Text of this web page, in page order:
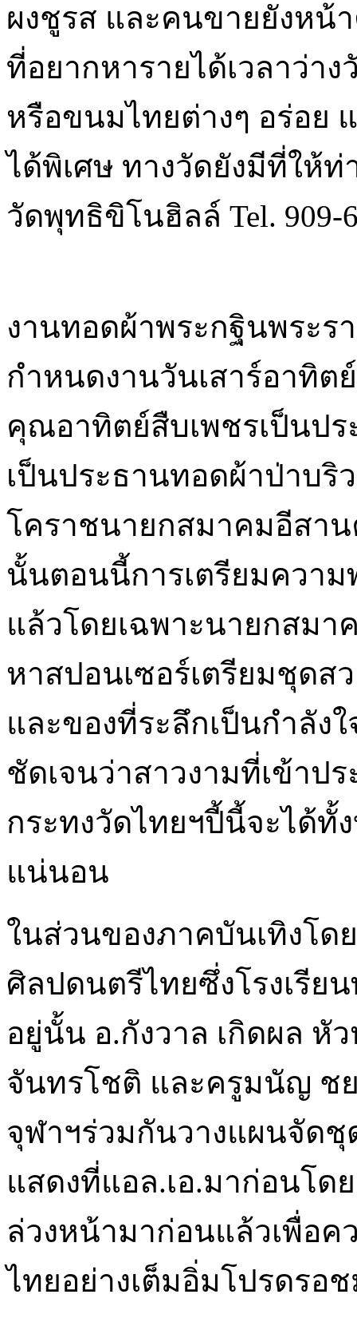
หรือขนมไทยต่างๆ อร่อย
ได้พิเศษ ทางวัดยังมีที่ให้
วัดพุทธิขิโนฮิลล์ Tel. 909-
งานทอดผ้าพระกฐินพระร
คุณอาทิตย์สืบเพชรเป็นป
เป็นประธานทอดผ้าป่าบริ
โคราชนายกสมาคมอีสา
นั้นตอนนี้การเตรียมควา
แล้วโดยเฉพาะนายกสม
หาสปอนเซอร์เตรียมชุดส
และของที่ระลึกเป็นกำลัง
ชัดเจนว่าสาวงามที่เข้าป
กระทงวัดไทยฯปี้นี้จะได้ทั้
แน่นอน
ในส่วนของภาคบันเทิงโด
ศิลปดนตรีไทยซึ่งโรงเรี
อยู่นั้น อ.กังวาล เกิดผล
จันทรโชติ และครูมนัญ ช
จุฬาฯร่วมกันวางแผนจัดชุ
แสดงที่แอล.เอ.มาก่อนโด
ล่วงหน้ามาก่อนแล้วเพื่อ
ไทยอย่างเต็มอิ่มโปรดรอ
คณะสงฆ์และกรรมการวั
คุณพระราชธรรมวิเทศ ข